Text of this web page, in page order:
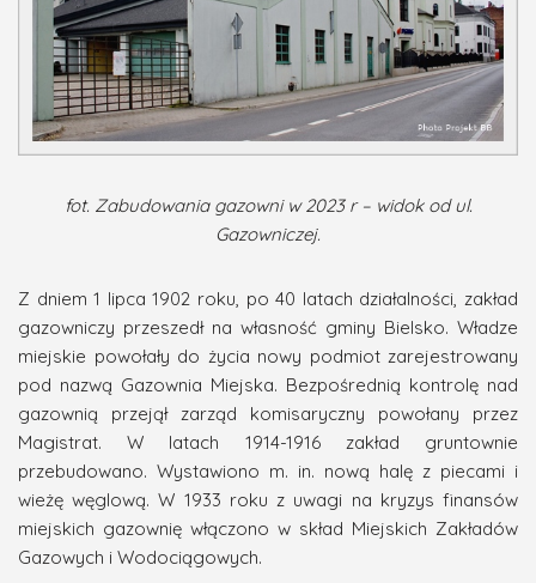
fot. Zabudowania gazowni w 2023 r – widok od ul.
Gazowniczej.
Z dniem 1 lipca 1902 roku, po 40 latach działalności, zakład
gazowniczy przeszedł na własność gminy Bielsko. Władze
miejskie powołały do życia nowy podmiot zarejestrowany
pod nazwą Gazownia Miejska. Bezpośrednią kontrolę nad
gazownią przejął zarząd komisaryczny powołany przez
Magistrat. W latach 1914-1916 zakład gruntownie
przebudowano. Wystawiono m. in. nową halę z piecami i
wieżę węglową. W 1933 roku z uwagi na kryzys finansów
miejskich gazownię włączono w skład Miejskich Zakładów
Gazowych i Wodociągowych.